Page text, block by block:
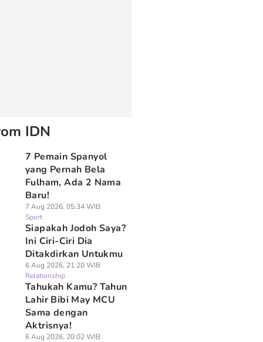
IDN
7 Pemain Spanyol
yang Pernah Bela
Fulham, Ada 2 Nama
Baru!
7 Aug 2026, 05:34 WIB
Sport
Siapakah Jodoh Saya?
Ini Ciri-Ciri Dia
Ditakdirkan Untukmu
6 Aug 2026, 21:20 WIB
Relationship
Tahukah Kamu? Tahun
Lahir Bibi May MCU
Sama dengan
Aktrisnya!
6 Aug 2026, 20:02 WIB